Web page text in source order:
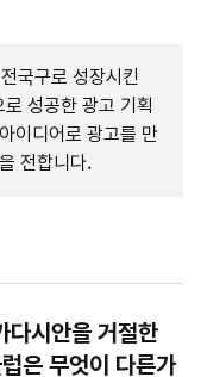
국구로 성장시킨
성공한 광고 기획
이디어로 광고를 만
전합니다.
다시안을 거절한
은 무엇이 다른가